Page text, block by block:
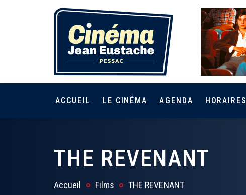
ACCUEIL LE CINÉMA AGENDA HORAIRES
THE REVENANT
Accueil Films THE REVENANT